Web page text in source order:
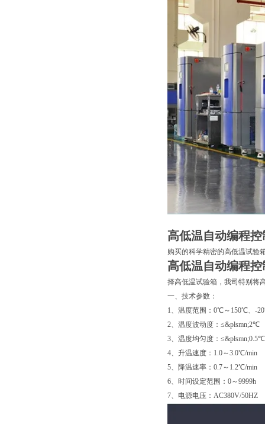
高低温自动编程
购买的科学精密的高低温试验
高低温自动编程
择高低温试验箱，我司特别将
一、 技术参数：
1、温度范围：0℃～150℃、-
2、温度波动度：≤&plsmn;2℃
3、温度均匀度：≤&plsmn;0.5℃
4、升温速度：1.0～3.0℃/min
5、降温速率：0.7～1.2℃/min
6、时间设定范围：0～9999h
7、电源电压：AC380V/50HZ